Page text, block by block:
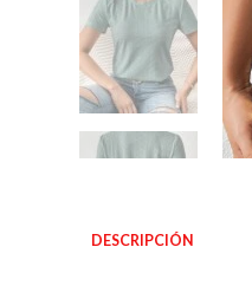
DESCRIPCIÓN